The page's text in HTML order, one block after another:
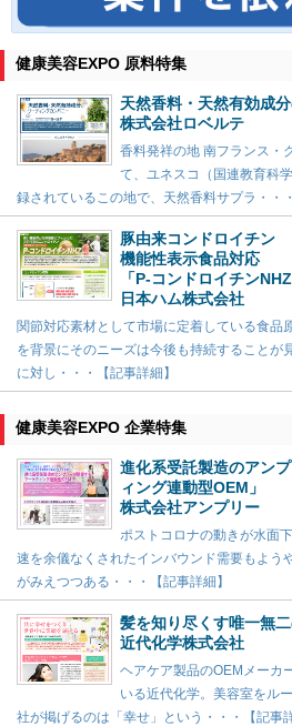
健康美容EXPO 原料特集
天然香料・天然有効成
株式会社ロベルテ
香料発祥の地 南フランス・
て、ユネスコ（国連教育科
録されているこの地で、天然香料サプラ・・
豚由来コンドロイチン
機能性表示食品対応
「P-コンドロイチンNHZ
日本ハム株式会社
関節対応素材として市場に定着している食品
を背景にそのニーズは今後も持続することが
に対し・・・【記事詳細】
健康美容EXPO 企業特集
進化系受託製造のアン
ィング連動型OEM」
株式会社アンプリー
ポストコロナの動きが水面
速を余儀なくされたインバウンド需要もよう
がみえつつある・・・【記事詳細】
髪を知り尽くす唯一無
近代化学株式会社
ヘアケア製品のOEMメーカ
いる近代化学。美容室をル
社が掲げるのは「幸せ」という・・・【記事詳